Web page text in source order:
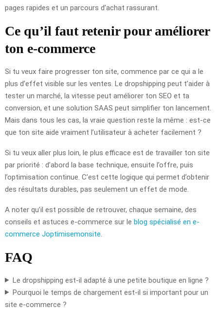
pages rapides et un parcours d’achat rassurant.
Ce qu’il faut retenir pour améliorer
ton e-commerce
Si tu veux faire progresser ton site, commence par ce qui a le
plus d’effet visible sur les ventes. Le dropshipping peut t’aider à
tester un marché, la vitesse peut améliorer ton SEO et ta
conversion, et une solution SAAS peut simplifier ton lancement.
Mais dans tous les cas, la vraie question reste la même : est-ce
que ton site aide vraiment l’utilisateur à acheter facilement ?
Si tu veux aller plus loin, le plus efficace est de travailler ton site
par priorité : d’abord la base technique, ensuite l’offre, puis
l’optimisation continue. C’est cette logique qui permet d’obtenir
des résultats durables, pas seulement un effet de mode.
A noter qu’il est possible de retrouver, chaque semaine, des
conseils et astuces e-commerce sur le blog spécialisé en e-
commerce Joptimisemonsite
FAQ
Le dropshipping est-il adapté à une petite boutique en ligne ?
Pourquoi le temps de chargement est-il si important pour un
site e-commerce ?